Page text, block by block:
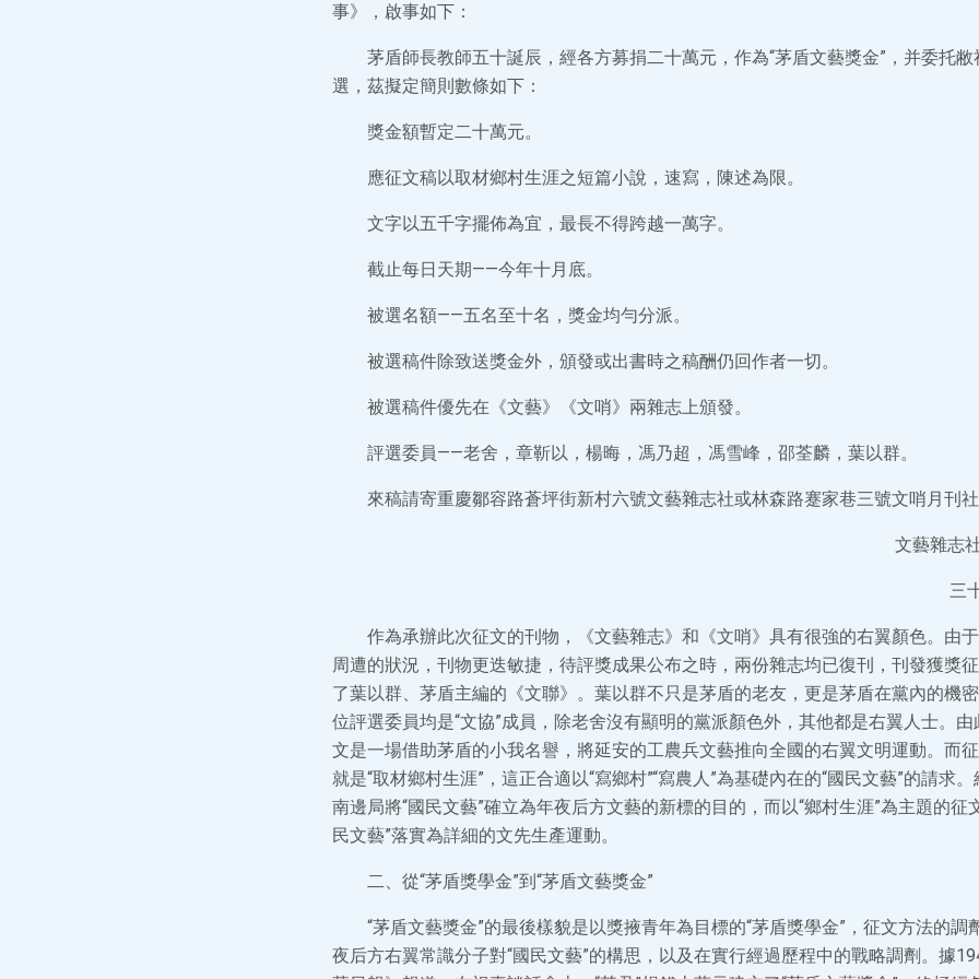
事》，啟事如下：
茅盾師長教師五十誕辰，經各方募捐二十萬元，作為“茅盾文藝獎金”，并委托
選，茲擬定簡則數條如下：
獎金額暫定二十萬元。
應征文稿以取材鄉村生涯之短篇小說，速寫，陳述為限。
文字以五千字擺佈為宜，最長不得跨越一萬字。
截止每日天期——今年十月底。
被選名額——五名至十名，獎金均勻分派。
被選稿件除致送獎金外，頒發或出書時之稿酬仍回作者一切。
被選稿件優先在《文藝》《文哨》兩雜志上頒發。
評選委員——老舍，章靳以，楊晦，馮乃超，馮雪峰，邵荃麟，葉以群。
來稿請寄重慶鄒容路蒼坪街新村六號文藝雜志社或林森路蹇家巷三號文哨月刊社
文藝雜志
三
作為承辦此次征文的刊物，《文藝雜志》和《文哨》具有很強的右翼顏色。由
周遭的狀況，刊物更迭敏捷，待評獎成果公布之時，兩份雜志均已復刊，刊發獲獎
了葉以群、茅盾主編的《文聯》。葉以群不只是茅盾的老友，更是茅盾在黨內的機
位評選委員均是“文協”成員，除老舍沒有顯明的黨派顏色外，其他都是右翼人士。
文是一場借助茅盾的小我名譽，將延安的工農兵文藝推向全國的右翼文明運動。而
就是“取材鄉村生涯”，這正合適以“寫鄉村”“寫農人”為基礎內在的“國民文藝”的請求。
南邊局將“國民文藝”確立為年夜后方文藝的新標的目的，而以“鄉村生涯”為主題的征
民文藝”落實為詳細的文先生產運動。
二、從“茅盾獎學金”到“茅盾文藝獎金”
“茅盾文藝獎金”的最後樣貌是以獎掖青年為目標的“茅盾獎學金”，征文方法的調
夜后方右翼常識分子對“國民文藝”的構思，以及在實行經過歷程中的戰略調劑。據